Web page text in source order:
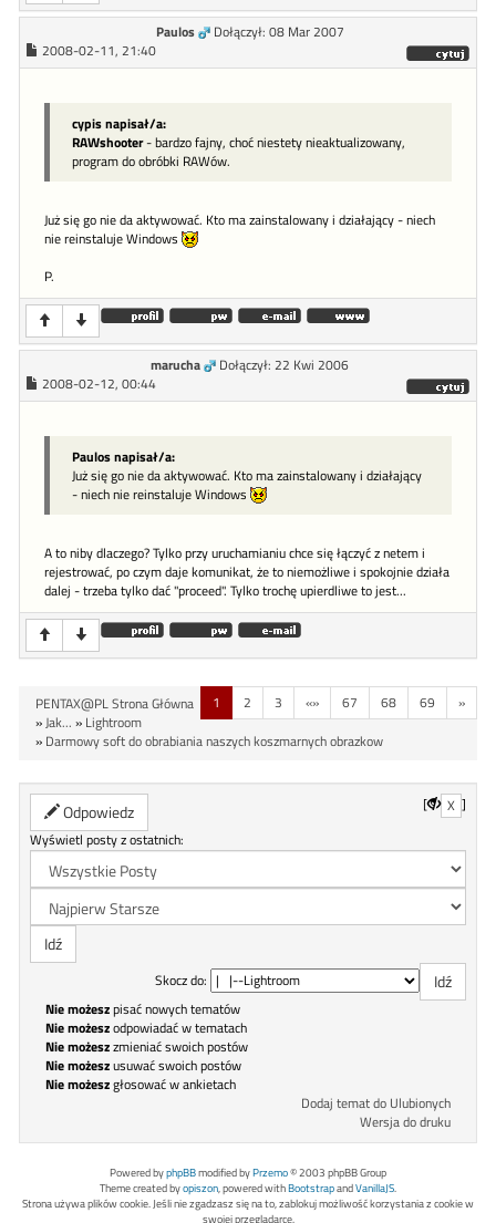
Paulos
Dołączył: 08 Mar 2007
2008-02-11, 21:40
cypis napisał/a:
RAWshooter- bardzo fajny, choć niestety nieaktualizowany,
program do obróbki RAWów.
Już się go nie da aktywować. Kto ma zainstalowany i działający - niech
nie reinstaluje Windows
P.
marucha
Dołączył: 22 Kwi 2006
2008-02-12, 00:44
Paulos napisał/a:
Już się go nie da aktywować. Kto ma zainstalowany i działający
- niech nie reinstaluje Windows
A to niby dlaczego? Tylko przy uruchamianiu chce się łączyć z netem i
rejestrować, po czym daje komunikat, że to niemożliwe i spokojnie działa
dalej - trzeba tylko dać "proceed". Tylko trochę upierdliwe to jest...
1 2 3 «» 67 68 69 »
PENTAX@PL Strona Główna
»Jak... » Lightroom
» Darmowy soft do obrabiania naszych koszmarnych obrazkow
Odpowiedz [ X ]
Wyświetl posty z ostatnich:
Skocz do:
Nie możeszpisać nowych tematów
Nie możeszodpowiadać w tematach
Nie możeszzmieniać swoich postów
Nie możeszusuwać swoich postów
Nie możeszgłosować w ankietach
Dodaj temat do Ulubionych
Wersja do druku
Powered byphpBBmodified byPrzemo© 2003 phpBB Group
Theme created byopiszon, powered withBootstrapandVanillaJS.
Strona używa plików cookie. Jeśli nie zgadzasz się na to, zablokuj możliwość korzystania z cookie w
swojej przeglądarce.